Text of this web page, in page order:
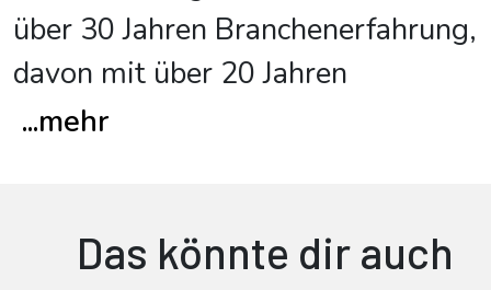
über 30 Jahren Branchenerfahrung,
davon mit über 20 Jahren
...mehr
Das könnte dir auch